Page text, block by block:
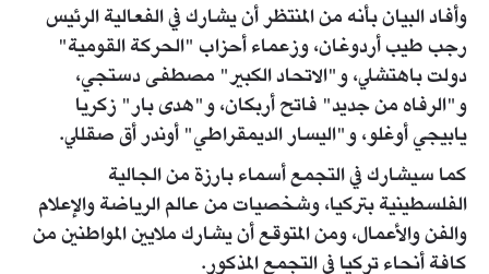
وأفاد البيان بأنه من المنتظر أن يشارك في الفعالية الرئيس
رجب طيب أردوغان، وزعماء أحزاب "الحركة القومية"
دولت باهتشلي، و"الاتحاد الكبير" مصطفى دستجي،
و"الرفاه من جديد" فاتح أربكان، و"هدى بار" زكريا
يابيجي أوغلو، و"اليسار الديمقراطي" أوندر أق صقللي.
كما سيشارك في التجمع أسماء بارزة من الجالية
الفلسطينية بتركيا، وشخصيات من عالم الرياضة والإعلام
والفن والأعمال، ومن المتوقع أن يشارك ملايين المواطنين من
كافة أنحاء تركيا في التجمع المذكور.